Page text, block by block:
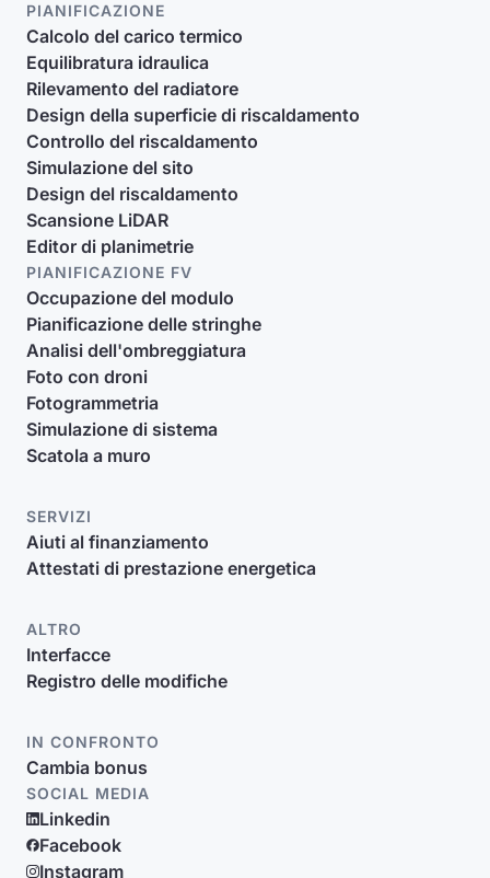
PIANIFICAZIONE
Calcolo del carico termico
Equilibratura idraulica
Rilevamento del radiatore
Design della superficie di riscaldamento
Controllo del riscaldamento
Simulazione del sito
Design del riscaldamento
Scansione LiDAR
Editor di planimetrie
PIANIFICAZIONE FV
Occupazione del modulo
Pianificazione delle stringhe
Analisi dell'ombreggiatura
Foto con droni
Fotogrammetria
Simulazione di sistema
Scatola a muro
SERVIZI
Aiuti al finanziamento
Attestati di prestazione energetica
ALTRO
Interfacce
Registro delle modifiche
IN CONFRONTO
Cambia bonus
SOCIAL MEDIA
Linkedin
Facebook
Instagram